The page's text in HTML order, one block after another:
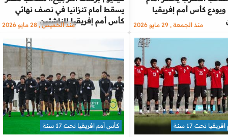
كأس أمم إفريقيا
منذ الجمعة , 29 مايو 2026
يسقط أمام تنزانيا في نصف نهائي
كأس أمم إفريقيا للناشئين
منذ الخميس , 28 مايو 2026
تحت 17 سنة كأس أمم افريقيا تحت 17 سنة